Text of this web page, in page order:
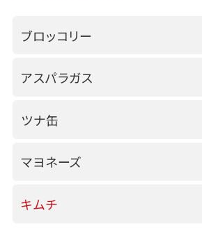
ブロッコリー
アスパラガス
ツナ缶
マヨネーズ
キムチ